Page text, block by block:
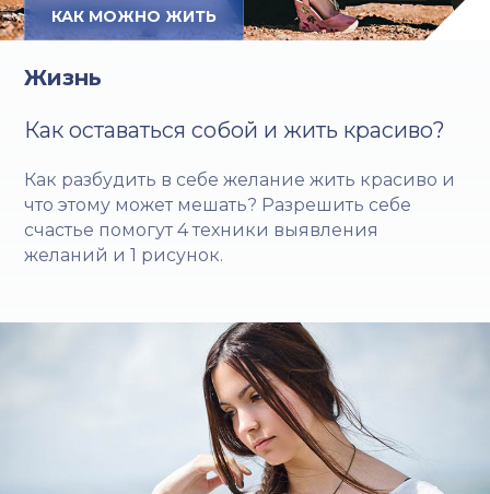
КАК МОЖНО ЖИТЬ
Жизнь
Как оставаться собой и жить красиво?
Как разбудить в себе желание жить красиво и
что этому может мешать? Разрешить себе
счастье помогут 4 техники выявления
желаний и 1 рисунок.